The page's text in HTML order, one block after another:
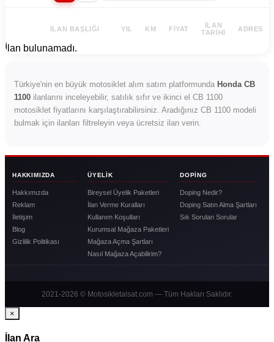
İLAN BAŞLIĞI YIL KM FIYAT
İLAN
TARIHI
ADRES
İlan bulunamadı.
Türkiye'nin en büyük motosiklet alım satım platformunda Honda CB
1100 ilanlarını inceleyebilir, satılık sıfır ve ikinci el CB 1100
motosiklet fiyatlarını karşılaştırabilirsiniz. Aradığınız CB 1100 modeli
bulmak için ilanları filtreleyin veya ücretsiz ilan verin.
HAKKIMIZDA
Hakkımızda
Reklam
İletişim
Blog
Gizlilik Politikası
ÜYELIK
Bireysel Üyelik Paketleri
İlan Verme Kuralları
Kullanım Koşulları
Kurumsal Mağaza Paketleri
Mağaza Açma Şartları
Nasıl Mağaza Açabilirim?
DOPING
Doping Nedir?
Doping Satın Alma Şartları
Sık Sorulan Sorular
2021-2026 © Motosikletalsat.com — Tüm Hakları Saklıdır.
×
İlan Ara